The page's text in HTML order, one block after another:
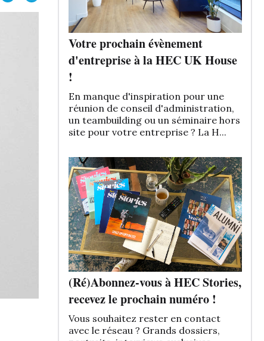
Votre prochain évènement
d'entreprise à la HEC UK House
!
En manque d'inspiration pour une
réunion de conseil d'administration,
un teambuilding ou un séminaire hors
site pour votre entreprise ? La H...
(Ré)Abonnez-vous à HEC Stories,
recevez le prochain numéro !
Vous souhaitez rester en contact
avec le réseau ? Grands dossiers,